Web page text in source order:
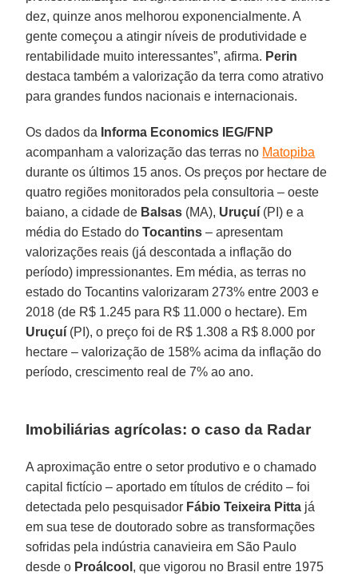
dez, quinze anos melhorou exponencialmente. A
gente começou a atingir níveis de produtividade e
rentabilidade muito interessantes”, afirma. Perin
destaca também a valorização da terra como atrativo
para grandes fundos nacionais e internacionais.
Os dados da Informa Economics IEG/FNP
acompanham a valorização das terras no Matopiba
durante os últimos 15 anos. Os preços por hectare de
quatro regiões monitorados pela consultoria – oeste
baiano, a cidade de Balsas (MA), Uruçuí (PI) e a
média do Estado doTocantins – apresentam
valorizações reais (já descontada a inflação do
período) impressionantes. Em média, as terras no
estado do Tocantins valorizaram 273% entre 2003 e
2018 (de R$ 1.245 para R$ 11.000 o hectare). Em
Uruçuí (PI), o preço foi de R$ 1.308 a R$ 8.000 por
hectare – valorização de 158% acima da inflação do
período, crescimento real de 7% ao ano.
Imobiliárias agrícolas: o caso da Radar
A aproximação entre o setor produtivo e o chamado
capital fictício – aportado em títulos de crédito – foi
detectada pelo pesquisador Fábio Teixeira Pitta já
em sua tese de doutorado sobre as transformações
sofridas pela indústria canavieira em São Paulo
desde o Proálcool , que vigorou no Brasil entre 1975